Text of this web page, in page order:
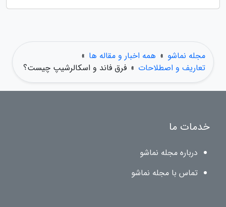
مجله نماشو » همه اخبار و مقاله ها »
تعاریف و اصطلاحات » فرق فاند و اسکالرشیپ چیست؟
خدمات ما
درباره مجله نماشو
تماس با مجله نماشو